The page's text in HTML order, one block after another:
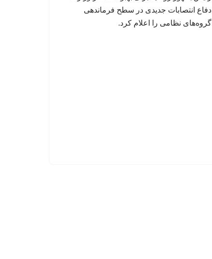
دفاع انتصابات جدیدی در سطح فرماندهی
گروه‌های نظامی را اعلام کرد.